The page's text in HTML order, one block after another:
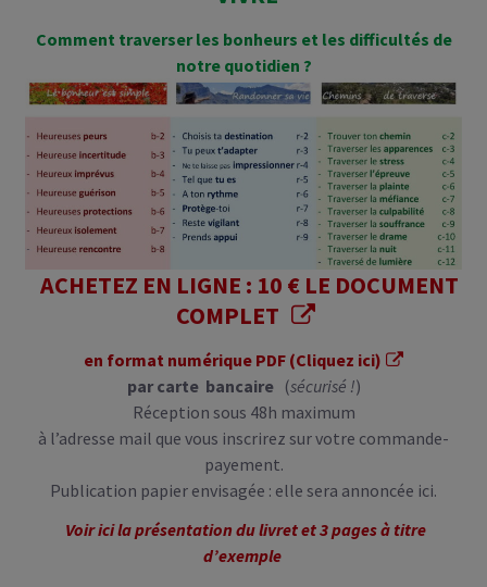
Comment traverser les bonheurs et les difficultés de
notre quotidien ?
ACHETEZ EN LIGNE : 10 € LE DOCUMENT
COMPLET
en format numérique PDF (Cliquez ici)
par carte bancaire (sécurisé !)
Réception sous 48h maximum
à l’adresse mail que vous inscrirez sur votre commande-
payement.
Publication papier envisagée : elle sera annoncée ici.
Voir ici la présentation du livret et 3 pages à titre
d’exemple